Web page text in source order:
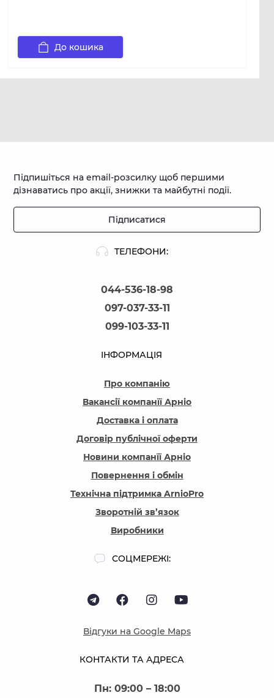
До кошика
ТЕЛЕФОНИ:
044-536-18-98
097-037-33-11
099-103-33-11
Підпишіться на email-розсилку щоб першими
дізнаватись про акції, знижки та майбутні події.
Підписатися
КОНТАКТИ ТА АДРЕСА
Пн: 09:00 – 18:00
ІНФОРМАЦІЯ
Про компанію
Вакансії компанїї Арніо
Доставка і оплата
Договір публічної оферти
Новини компанїї Арніо
Повернення і обмін
Технічна підтримка ArnioPro
Зворотній зв’язок
Виробники
СОЦМЕРЕЖІ:
Відгуки на Google Maps